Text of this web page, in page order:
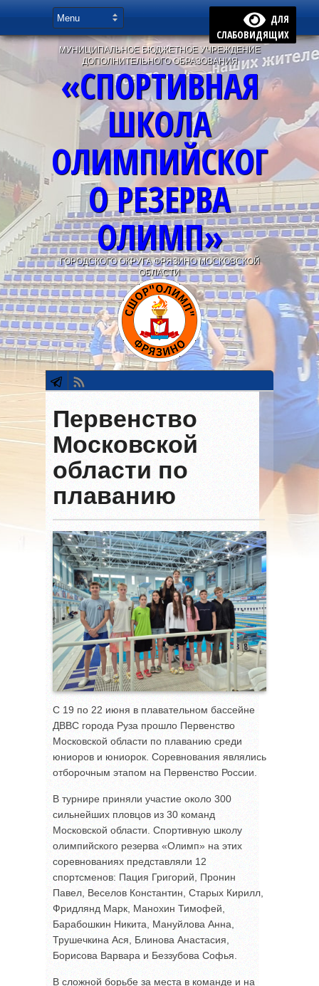
ДЛЯ
СЛАБОВИДЯЩИХ
МУНИЦИПАЛЬНОЕ БЮДЖЕТНОЕ УЧРЕЖДЕНИЕ
ДОПОЛНИТЕЛЬНОГО ОБРАЗОВАНИЯ
«СПОРТИВНАЯ
ШКОЛА
ОЛИМПИЙСКОГ
О РЕЗЕРВА
ОЛИМП»
ГОРОДСКОГО ОКРУГА ФРЯЗИНО МОСКОВСКОЙ
ОБЛАСТИ
Первенство
Московской
области по
плаванию
С 19 по 22 июня в плавательном бассейне
ДВВС города Руза прошло Первенство
Московской области по плаванию среди
юниоров и юниорок. Соревнования являлись
отборочным этапом на Первенство России.
В турнире приняли участие около 300
сильнейших пловцов из 30 команд
Московской области. Спортивную школу
олимпийского резерва «Олимп» на этих
соревнованиях представляли 12
спортсменов: Пация Григорий, Пронин
Павел, Веселов Константин, Старых Кирилл,
Фридлянд Марк, Манохин Тимофей,
Барабошкин Никита, Мануйлова Анна,
Трушечкина Ася, Блинова Анастасия,
Борисова Варвара и Беззубова Софья.
В сложной борьбе за места в команде и на